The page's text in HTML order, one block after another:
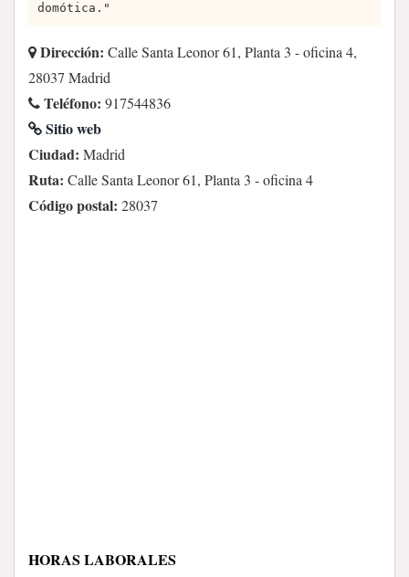
domótica."
Dirección: Calle Santa Leonor 61, Planta 3 - oficina 4,
28037 Madrid
Teléfono: 917544836
Sitio web
Ciudad: Madrid
Ruta: Calle Santa Leonor 61, Planta 3 - oficina 4
Código postal: 28037
HORAS LABORALES